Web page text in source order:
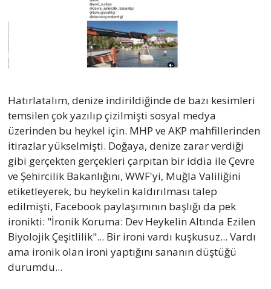
Hatırlatalım, denize indirildiğinde de bazı kesimleri
temsilen çok yazılıp çizilmişti sosyal medya
üzerinden bu heykel için. MHP ve AKP mahfillerinden
itirazlar yükselmişti. Doğaya, denize zarar verdiği
gibi gerçekten gerçekleri çarpıtan bir iddia ile Çevre
ve Şehircilik Bakanlığını, WWF'yi, Muğla Valiliğini
etiketleyerek, bu heykelin kaldırılması talep
edilmişti, Facebook paylaşımının başlığı da pek
ironikti: "İronik Koruma: Dev Heykelin Altında Ezilen
Biyolojik Çeşitlilik"... Bir ironi vardı kuşkusuz... Vardı
ama ironik olan ironi yaptığını sananın düştüğü
durumdu...